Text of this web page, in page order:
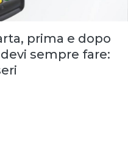
prima e dopo
devi sempre fare: